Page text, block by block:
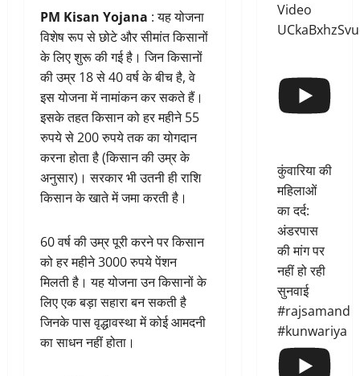
PM Kisan Yojana : यह योजना
विशेष रूप से छोटे और सीमांत किसानों
के लिए शुरू की गई है। जिन किसानों
की उम्र 18 से 40 वर्ष के बीच है, वे
इस योजना में नामांकन कर सकते हैं।
इसके तहत किसान को हर महीने 55
रुपये से 200 रुपये तक का योगदान
करना होता है (किसान की उम्र के
अनुसार)। सरकार भी उतनी ही राशि
किसान के खाते में जमा करती है।
60 वर्ष की उम्र पूरी करने पर किसान
को हर महीने 3000 रुपये पेंशन
मिलती है। यह योजना उन किसानों के
लिए एक बड़ा सहारा बन सकती है
जिनके पास वृद्धावस्था में कोई आमदनी
का साधन नहीं होता।
Video
कुंवारिया की
महिलाओं
का दर्द:
अंडरपास
की मांग पर
नहीं हो रही
सुनवाई
#rajsamand
#kunwariya